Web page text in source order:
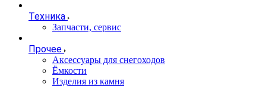
Техника
Запчасти, сервис
Прочее
Аксессуары для снегоходов
Ёмкости
Изделия из камня